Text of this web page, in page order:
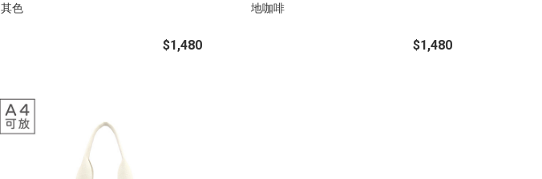
其色
$1,480
地咖啡
$1,480